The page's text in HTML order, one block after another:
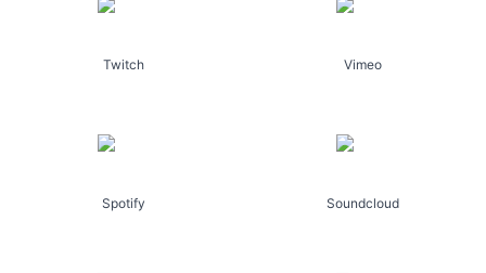
Twitch Vimeo
Spotify Soundcloud